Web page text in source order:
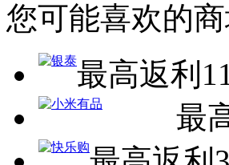
您可能喜欢的
最高返利
最